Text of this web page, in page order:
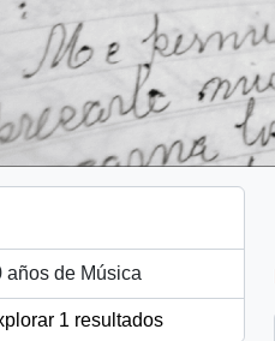
años de Música
1 resultados